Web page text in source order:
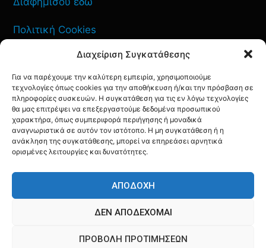
Διαχείριση Συγκατάθεσης
Για να παρέχουμε την καλύτερη εμπειρία, χρησιμοποιούμε
τεχνολογίες όπως cookies για την αποθήκευση ή/και την πρόσβαση σε
πληροφορίες συσκευών. Η συγκατάθεση για τις εν λόγω τεχνολογίες
θα μας επιτρέψει να επεξεργαστούμε δεδομένα προσωπικού
χαρακτήρα, όπως συμπεριφορά περιήγησης ή μοναδικά
αναγνωριστικά σε αυτόν τον ιστότοπο. Η μη συγκατάθεση ή η
ανάκληση της συγκατάθεσης, μπορεί να επηρεάσει αρνητικά
ορισμένες λειτουργίες και δυνατότητες.
ΑΠΟΔΟΧΉ
ΔΕΝ ΑΠΟΔΈΧΟΜΑΙ
ΠΡΟΒΟΛΉ ΠΡΟΤΙΜΉΣΕΩΝ
Πολιτική Cookies
Πολιτική Απορρήτου
ΕΠΙΚΟΙΝΩΝΙΑ
YOUTUBE